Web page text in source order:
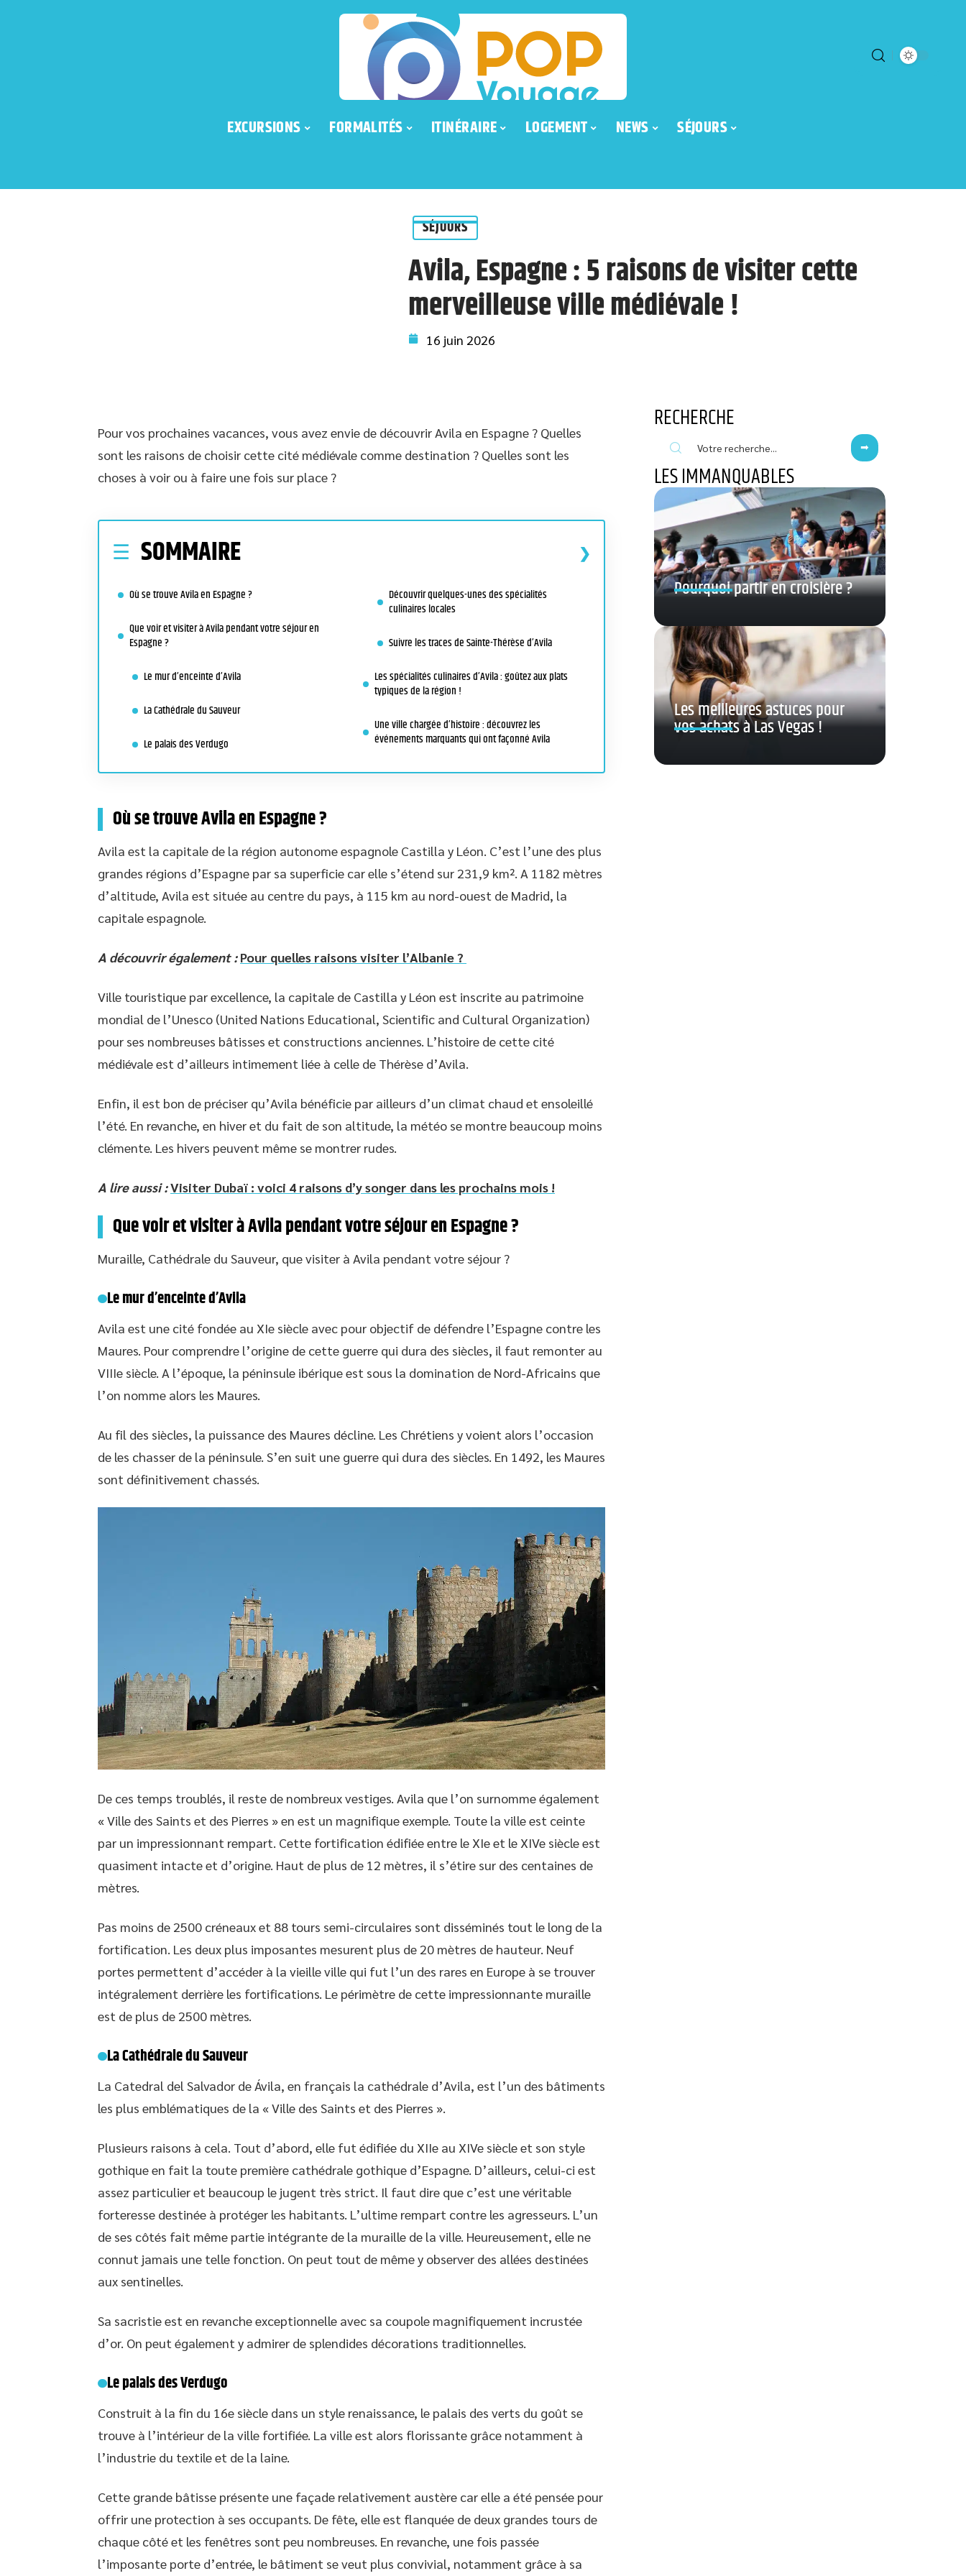
EXCURSIONS FORMALITÉS ITINÉRAIRE LOGEMENT NEWS SÉJOURS
SÉJOURS
Avila, Espagne : 5 raisons de visiter cette
merveilleuse ville médiévale !
16 juin 2026
Pour vos prochaines vacances, vous avez envie de découvrir Avila en Espagne ? Quelles
sont les raisons de choisir cette cité médiévale comme destination ? Quelles sont les
choses à voir ou à faire une fois sur place ?
SOMMAIRE
Où se trouve Avila en Espagne ?
Que voir et visiter à Avila pendant votre séjour en
Espagne ?
Le mur d’enceinte d’Avila
La Cathédrale du Sauveur
Le palais des Verdugo
Découvrir quelques-unes des spécialités
culinaires locales
Suivre les traces de Sainte-Thérèse d’Avila
Les spécialités culinaires d’Avila : goûtez aux plats
typiques de la région !
Une ville chargée d’histoire : découvrez les
événements marquants qui ont façonné Avila
Où se trouve Avila en Espagne ?
Avila est la capitale de la région autonome espagnole Castilla y Léon. C’est l’une des plus
grandes régions d’Espagne par sa superficie car elle s’étend sur 231,9 km². A 1182 mètres
d’altitude, Avila est située au centre du pays, à 115 km au nord-ouest de Madrid, la
capitale espagnole.
A découvrir également : Pour quelles raisons visiter l’Albanie ?
Ville touristique par excellence, la capitale de Castilla y Léon est inscrite au patrimoine
mondial de l’Unesco (United Nations Educational, Scientific and Cultural Organization)
pour ses nombreuses bâtisses et constructions anciennes. L’histoire de cette cité
médiévale est d’ailleurs intimement liée à celle de Thérèse d’Avila.
Enfin, il est bon de préciser qu’Avila bénéficie par ailleurs d’un climat chaud et ensoleillé
l’été. En revanche, en hiver et du fait de son altitude, la météo se montre beaucoup moins
clémente. Les hivers peuvent même se montrer rudes.
A lire aussi :Visiter Dubaï : voici 4 raisons d’y songer dans les prochains mois !
Que voir et visiter à Avila pendant votre séjour en Espagne ?
Muraille, Cathédrale du Sauveur, que visiter à Avila pendant votre séjour ?
Le mur d’enceinte d’Avila
Avila est une cité fondée au XIe siècle avec pour objectif de défendre l’Espagne contre les
Maures. Pour comprendre l’origine de cette guerre qui dura des siècles, il faut remonter au
VIIIe siècle. A l’époque, la péninsule ibérique est sous la domination de Nord-Africains que
l’on nomme alors les Maures.
Au fil des siècles, la puissance des Maures décline. Les Chrétiens y voient alors l’occasion
de les chasser de la péninsule. S’en suit une guerre qui dura des siècles. En 1492, les Maures
sont définitivement chassés.
De ces temps troublés, il reste de nombreux vestiges. Avila que l’on surnomme également
« Ville des Saints et des Pierres » en est un magnifique exemple. Toute la ville est ceinte
par un impressionnant rempart. Cette fortification édifiée entre le XIe et le XIVe siècle est
quasiment intacte et d’origine. Haut de plus de 12 mètres, il s’étire sur des centaines de
mètres.
Pas moins de 2500 créneaux et 88 tours semi-circulaires sont disséminés tout le long de la
fortification. Les deux plus imposantes mesurent plus de 20 mètres de hauteur. Neuf
portes permettent d’accéder à la vieille ville qui fut l’un des rares en Europe à se trouver
intégralement derrière les fortifications. Le périmètre de cette impressionnante muraille
est de plus de 2500 mètres.
La Cathédrale du Sauveur
La Catedral del Salvador de Ávila, en français la cathédrale d’Avila, est l’un des bâtiments
les plus emblématiques de la « Ville des Saints et des Pierres ».
Plusieurs raisons à cela. Tout d’abord, elle fut édifiée du XIIe au XIVe siècle et son style
gothique en fait la toute première cathédrale gothique d’Espagne. D’ailleurs, celui-ci est
assez particulier et beaucoup le jugent très strict. Il faut dire que c’est une véritable
forteresse destinée à protéger les habitants. L’ultime rempart contre les agresseurs. L’un
de ses côtés fait même partie intégrante de la muraille de la ville. Heureusement, elle ne
connut jamais une telle fonction. On peut tout de même y observer des allées destinées
aux sentinelles.
Sa sacristie est en revanche exceptionnelle avec sa coupole magnifiquement incrustée
d’or. On peut également y admirer de splendides décorations traditionnelles.
Le palais des Verdugo
Construit à la fin du 16e siècle dans un style renaissance, le palais des verts du goût se
trouve à l’intérieur de la ville fortifiée. La ville est alors florissante grâce notamment à
l’industrie du textile et de la laine.
Cette grande bâtisse présente une façade relativement austère car elle a été pensée pour
offrir une protection à ses occupants. De fête, elle est flanquée de deux grandes tours de
chaque côté et les fenêtres sont peu nombreuses. En revanche, une fois passée
l’imposante porte d’entrée, le bâtiment se veut plus convivial, notamment grâce à sa
RECHERCHE
LES IMMANQUABLES
Pourquoi partir en croisière ?
Les meilleures astuces pour
vos achats à Las Vegas !